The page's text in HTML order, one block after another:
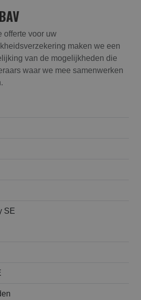
offerte voor uw
maken we een
van de mogelijkheden die
waar we mee samenwerken
SE